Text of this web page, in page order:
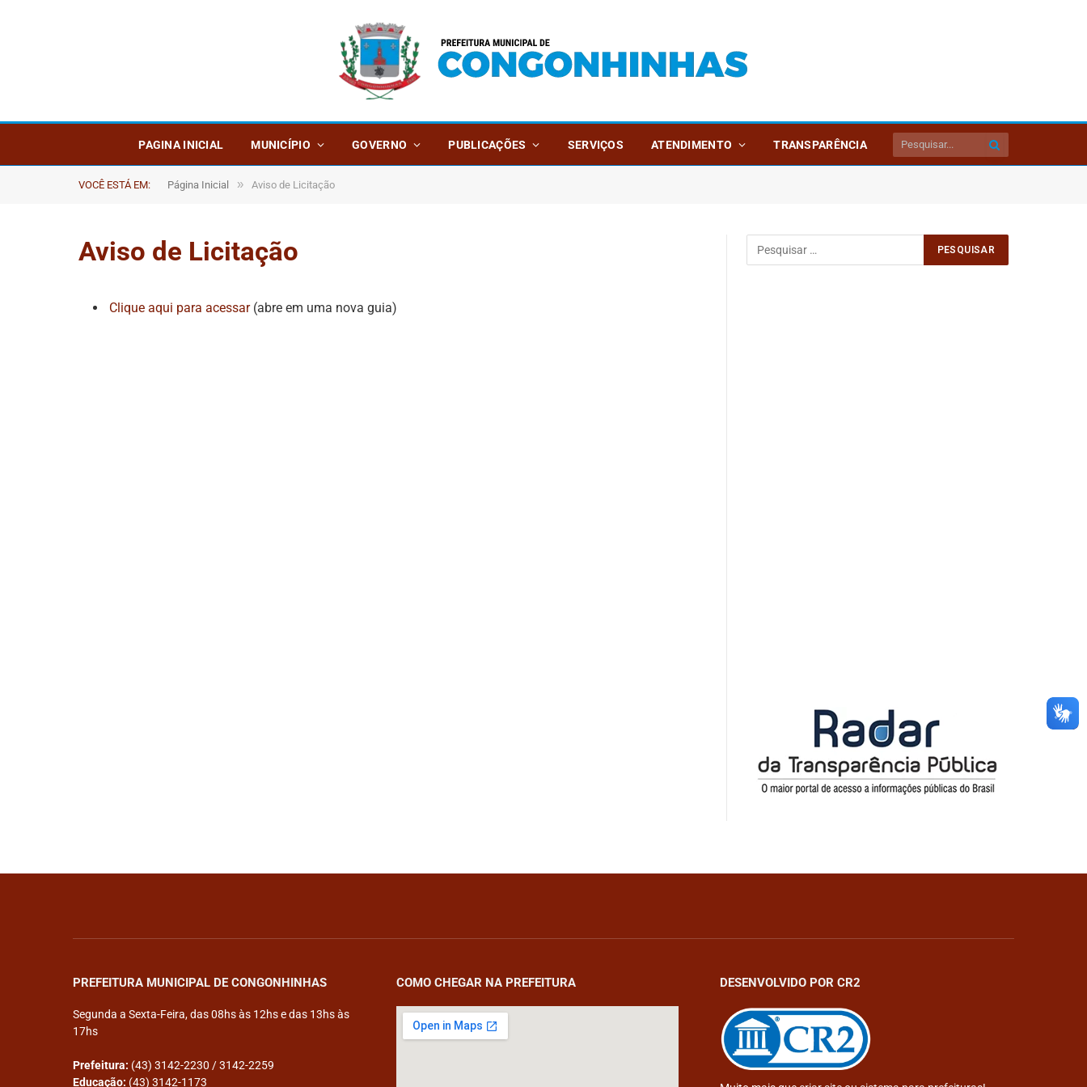
PAGINA INICIAL MUNICÍPIO GOVERNO PUBLICAÇÕES SERVIÇOS ATENDIMENTO TRANSPARÊNCIA
VOCÊ ESTÁ EM: Página Inicial » Aviso de Licitação
Aviso de Licitação
Clique aqui para acessar(abre em uma nova guia)
PREFEITURA MUNICIPAL DE CONGONHINHAS
Segunda a Sexta-Feira, das 08hs às 12hs e das 13hs às
17hs
Prefeitura: (43) 3142-2230 / 3142-2259
Educação: (43) 3142-1173
COMO CHEGAR NA PREFEITURA DESENVOLVIDO POR CR2